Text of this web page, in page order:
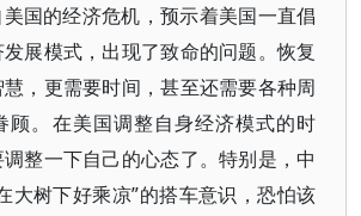
国的经济危机，预示着美国一直倡
展模式，出现了致命的问题。恢复
，更需要时间，甚至还需要各种周
顾。在美国调整自身经济模式的时
整一下自己的心态了。特别是，中
大树下好乘凉”的搭车意识，恐怕该